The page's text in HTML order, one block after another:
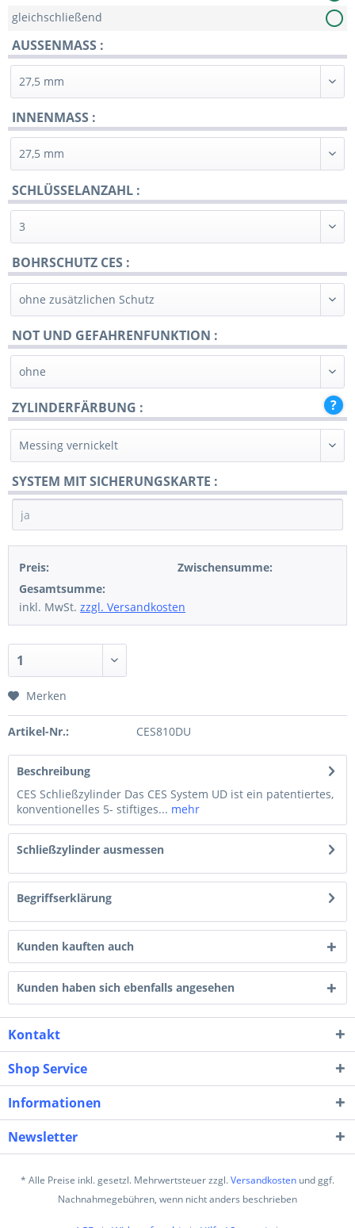
gleichschließend
AUSSENMASS :
INNENMASS :
SCHLÜSSELANZAHL :
BOHRSCHUTZ CES :
NOT UND GEFAHRENFUNKTION :
ZYLINDERFÄRBUNG :
SYSTEM MIT SICHERUNGSKARTE :
Preis:
Zwischensumme:
Gesamtsumme:
inkl. MwSt.zzgl. Versandkosten
Merken
Artikel-Nr.: CES810DU
Beschreibung
CES Schließzylinder Das CES System UD ist ein patentiertes,
konventionelles 5- stiftiges... mehr
Schließzylinder ausmessen
Begriffserklärung
Kunden kauften auch
Kunden haben sich ebenfalls angesehen
Kontakt
Shop Service
Informationen
Newsletter
* Alle Preise inkl. gesetzl. Mehrwertsteuer zzgl.Versandkosten und ggf.
Nachnahmegebühren, wenn nicht anders beschrieben